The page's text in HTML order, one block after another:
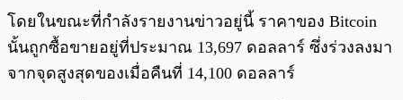
โดยในขณะที่กำลังรายงานข่าวอยู่นี้ ราคาของ Bitcoin
นั้นถูกซื้อขายอยู่ที่ประมาณ 13,697 ดอลลาร์ ซึ่งร่วงลงมา
จากจุดสูงสุดของเมื่อคืนที่ 14,100 ดอลลาร์